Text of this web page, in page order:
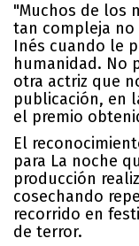
"Muchos de los
tan compleja no
Inés cuando le
humanidad. No
otra actriz que
publicación, en
el premio
El
para La noche
producción
cosechando
recorrido en
de terror.